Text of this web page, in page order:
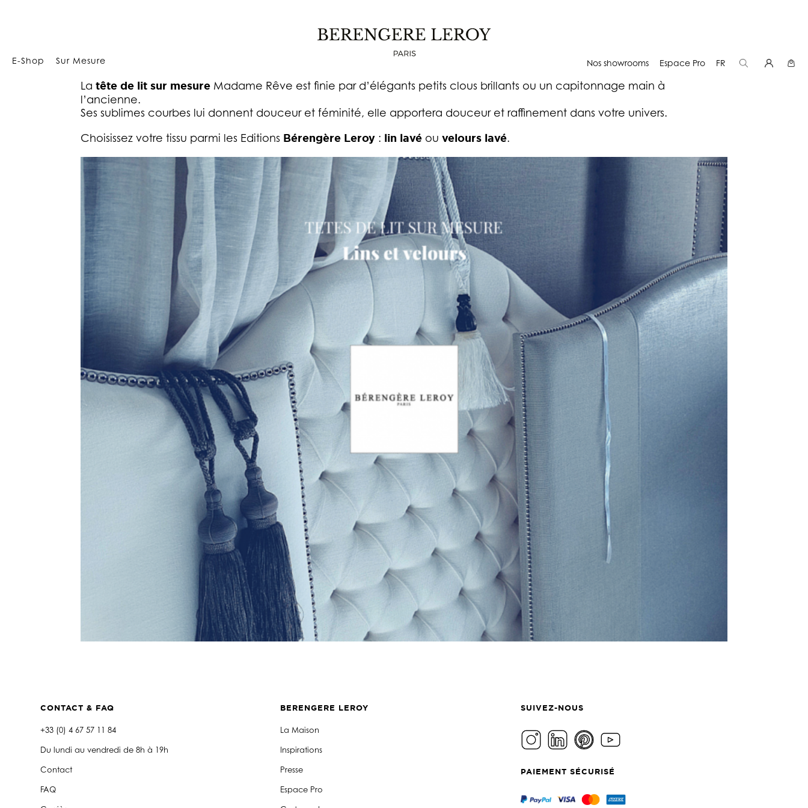
E-Shop Sur Mesure Nos showrooms Espace Pro FR
TÊTE DE LIT SUR MESURE MADAME RÊVE
La tête de lit sur mesure Madame Rêve est finie par d’élégants petits clous brillants ou un capitonnage main à
l’ancienne.
Ses sublimes courbes lui donnent douceur et féminité, elle apportera douceur et raffinement dans votre univers.
Choisissez votre tissu parmi les Editions Bérengère Leroy : lin lavé ouvelours lavé.
CONTACT & FAQ
+33 (0) 4 67 57 11 84
Du lundi au vendredi de 8h à 19h
Contact
FAQ
BERENGERE LEROY
La Maison
Inspirations
Presse
Espace Pro
SUIVEZ-NOUS
PAIEMENT SÉCURISÉ